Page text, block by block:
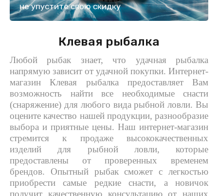
не упустите свою скидку
Клевая рыбалка
Любой рыбак знает, что удачная рыбалка
напрямую зависит от удачной покупки. Интернет-
магазин Клевая рыбалка предоставляет Вам
возможность найти все необходимые снасти
(снаряжение) для любого вида рыбной ловли. Вы
оцените качество нашей продукции, разнообразие
выбора и приятные цены. Наш интернет-магазин
стремится к продаже высококачественных
изделий для рыбной ловли, которые
предоставлены от проверенных временем
брендов. Опытный рыбак сможет с легкостью
приобрести самые редкие снасти, а новичок
получит качественную консультацию от наших